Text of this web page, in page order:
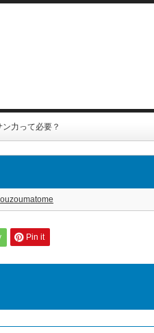
力って必要？
Pin it